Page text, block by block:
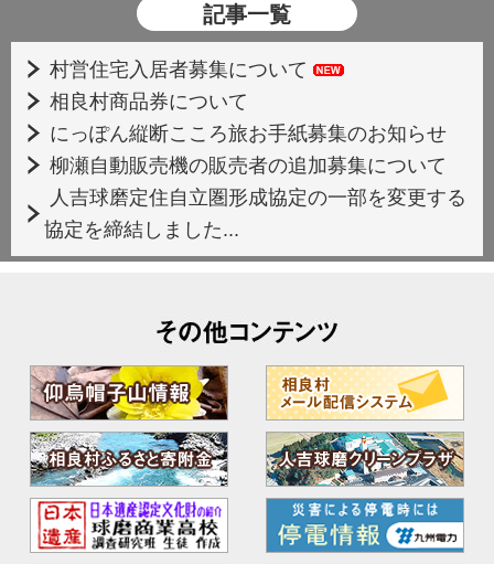
記事一覧
村営住宅入居者募集について
相良村商品券について
にっぽん縦断こころ旅お手紙募集のお知らせ
柳瀬自動販売機の販売者の追加募集について
人吉球磨定住自立圏形成協定の一部を変更する
協定を締結しました...